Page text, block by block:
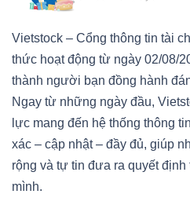
Vietstock – Cổng thông tin tài
thức hoạt động từ ngày 02/08/
thành người bạn đồng hành
Ngay từ những ngày đầu,
lực mang đến hệ thống thông
xác – cập nhật – đầy đủ, giúp
rộng và tự tin đưa ra quyết
mình.